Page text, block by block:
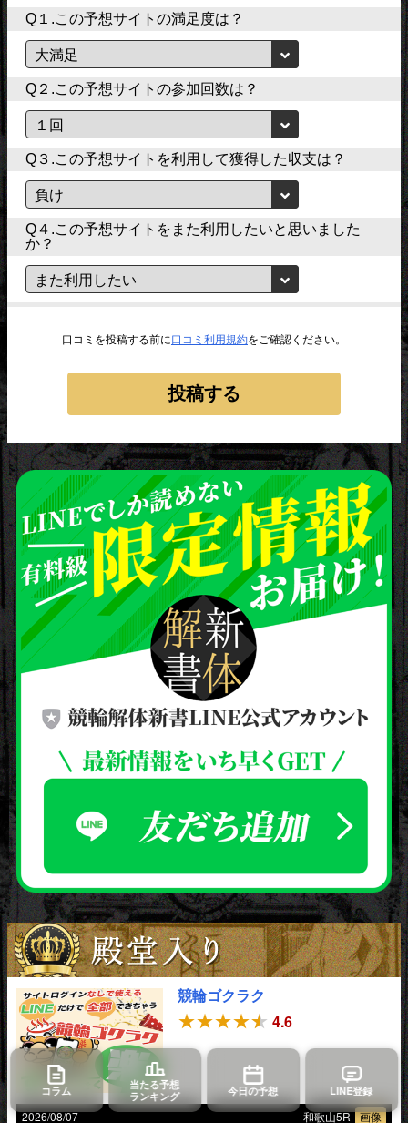
Q１.この予想サイトの満足度は？
Q２.この予想サイトの参加回数は？
Q３.この予想サイトを利用して獲得した収支は？
Q４.この予想サイトをまた利用したいと思いました
か？
口コミを投稿する前に口コミ利用規約をご確認ください。
競輪ゴクラク
4.6
2026/08/07 和歌山5R 画像
コラム
当たる予想
ランキング
今日の予想 LINE登録